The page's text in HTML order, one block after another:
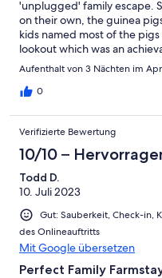
'unplugged' family escape.
on their own, the guinea
kids named most of the
lookout which was an
stream was so peaceful and
on the fire was pure
getaway.
Aufenthalt von 3 Nächten im
0
Verifizierte Bewertung
10/10 –
Todd D.
10. Juli 2023
Gut: Sauberkeit, Check-in,
des Onlineauftritts
Mit Google übersetzen
Perfect Family